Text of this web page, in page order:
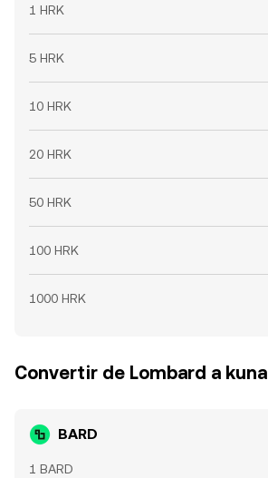
1 HRK
5 HRK
10 HRK
20 HRK
50 HRK
100 HRK
1000 HRK
Convertir de Lombard a kuna
BARD
1 BARD